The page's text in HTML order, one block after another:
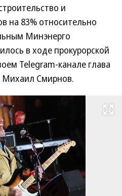
и
на 83% относительно
Минэнерго
в ходе прокурорской
Telegram-канале глава
Михаил Смирнов.
Развернуть